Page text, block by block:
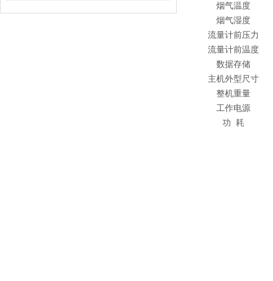
烟气温度
烟气湿度
流量计前压力
流量计前温度
数据存储
主机外型尺寸
整机重量
工作电源
功 耗